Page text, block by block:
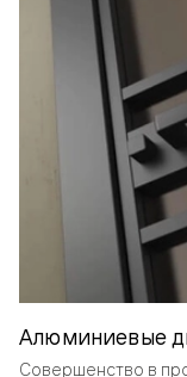
Алюминиевые
Совершенство в